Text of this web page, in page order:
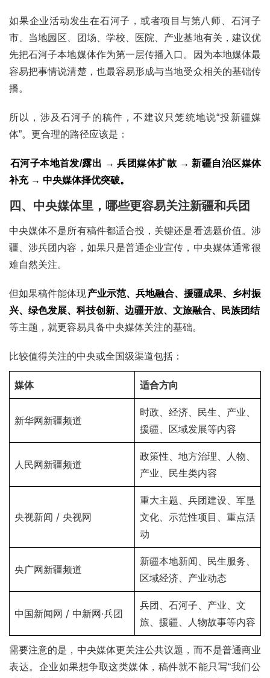
如果企业活动发生在石河子，或者项目与第八师、石河子
市、当地园区、团场、学校、医院、产业基地有关，建议优
先把石河子本地媒体作为第一层传播入口。因为本地媒体最
容易把事情说清楚，也最容易形成与当地受众相关的基础传
播。
所以，涉及石河子的稿件，不建议只笼统地说“投新疆媒
体”。更合理的路径应该是：
石河子本地首发/露出 → 兵团媒体扩散 → 新疆自治区媒体
补充 → 中央媒体择优突破。
四、中央媒体里，哪些更容易关注新疆和兵团
中央媒体不是所有稿件都适合投，关键还是看选题价值。涉
疆、涉兵团内容，如果只是普通企业宣传，中央媒体通常很
难自然关注。
但如果稿件能体现产业示范、兵地融合、援疆成果、乡村振
兴、绿色发展、科技创新、边疆开放、文旅融合、民族团结
等主题，就更容易具备中央媒体关注的基础。
比较值得关注的中央或全国级渠道包括：
媒体 适合方向
新华网新疆频道
时政、经济、民生、产业、
援疆、区域发展等内容
人民网新疆频道
政策性、地方治理、人物、
产业、民生类内容
央视新闻 / 央视网
重大主题、兵团建设、军垦
文化、示范性项目、重点活
动
央广网新疆频道
新疆本地新闻、民生服务、
区域经济、产业动态
中国新闻网 / 中新网·兵团
兵团、石河子、产业、文
旅、援疆、人物故事等内容
需要注意的是，中央媒体更关注公共议题，而不是普通商业
表达。企业如果想争取这类媒体，稿件就不能只写“我们公